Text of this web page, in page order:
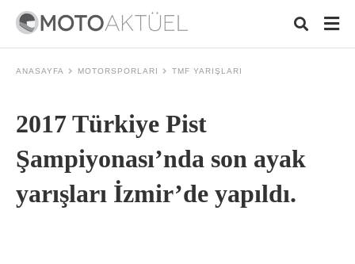
ANASAYFA MOTORSPORLARI TMF YARIŞLARI
2017 Türkiye Pist
Şampiyonası’nda son ayak
yarışları İzmir’de yapıldı.